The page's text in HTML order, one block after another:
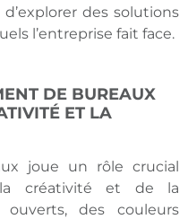
des solutions
l’entreprise fait face.
DE BUREAUX
ET LA
joue un rôle crucial
créativité et de la
ouverts, des couleurs